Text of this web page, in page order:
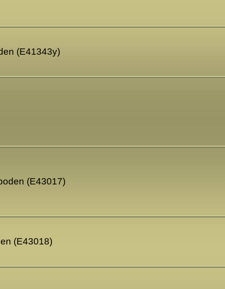
(E41343y)
(E43017)
(E43018)